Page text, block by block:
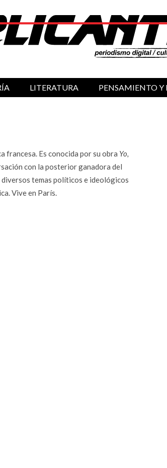
LITERATURA PENSAMIENTO Y
Es conocida por su obra Yo,
con la posterior ganadora del
temas políticos e ideológicos
Vive en París.